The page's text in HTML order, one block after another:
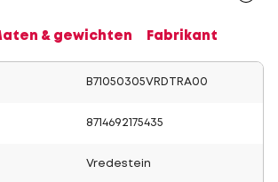
& gewichten Fabrikant
B71050305VRDTRA00
8714692175435
Vredestein